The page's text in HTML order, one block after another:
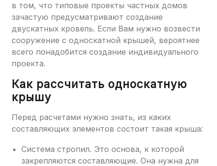
в том, что типовые проекты частных домов
зачастую предусматривают создание
двускатных кровель. Если Вам нужно возвести
сооружение с односкатной крышей, вероятнее
всего понадобится создание индивидуального
проекта.
Как рассчитать односкатную
крышу
Перед расчетами нужно знать, из каких
составляющих элементов состоит такая крыша:
Система стропил. Это основа, к которой
закрепляются составляющие. Она нужна для